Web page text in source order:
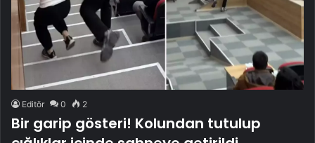
Editör 2
Bir garip gösteri! Kolundan tutulup
çığlıklar içinde sahneye getirildi
Denizli’de hafta sonunda karate kuşak ve diploma töreni
düzenlendi. Nihat Zeybekci Kongre ve Kültür Merkezinde
düzenlenen törene 700 kişinin katıldı.…
Daha Fazlasını Oku »